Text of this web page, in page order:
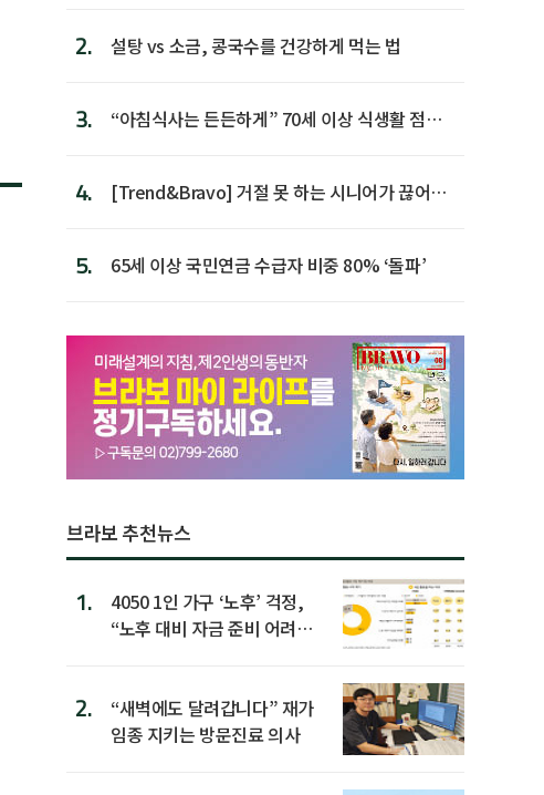
2. 설탕 vs 소금, 콩국수를 건강하게 먹는 법
3.
“아침식사는 든든하게” 70세 이상 식생활 점수
4.
[Trend&Bravo] 거절 못 하는 시니어가 끊어야
5. 65세 이상 국민연금 수급자 비중 80% ‘돌파’
브라보 추천뉴스
1.
4050 1인 가구 ‘노후’ 걱정,
“노후 대비 자금 준비 어려
2.
“새벽에도 달려갑니다” 재가
임종 지키는 방문진료 의사